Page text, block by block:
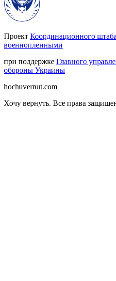
Проект Координационного
военнопленными
при поддержке Главного
обороны Украины
hochuvernut.com
Хочу вернуть. Все права